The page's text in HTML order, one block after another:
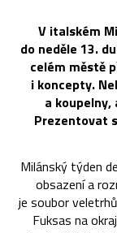
V italském
do neděle 13.
celém městě
i koncepty.
a
Prezentovat
Milánský týden
obsazení a
je soubor
Fuksas na